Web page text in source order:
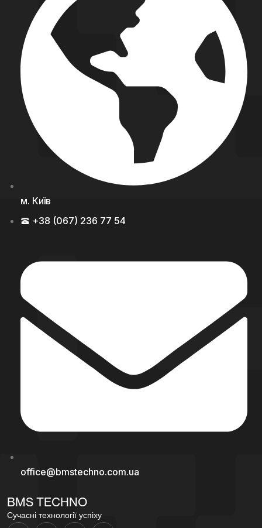
BMS TECHNO
Сучасні технології успіху
м. Київ
+38 (067) 236 77 54
office@bmstechno.com.ua